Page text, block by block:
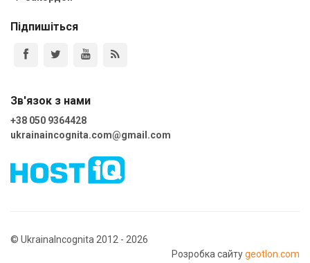
Підпишіться
Зв'язок з нами
+38 050 9364428
ukrainaincognita.com@gmail.com
© UkrainaIncognita 2012 - 2026
Розробка сайтуgeotlon.com